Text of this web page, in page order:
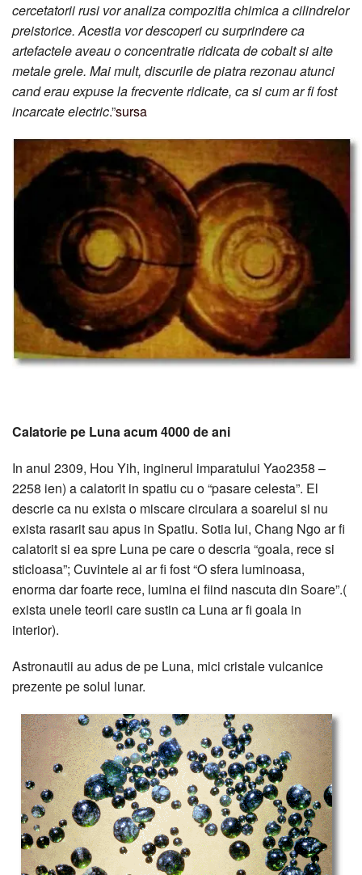
cercetatorii rusi vor analiza compozitia chimica a cilindrelor
preistorice. Acestia vor descoperi cu surprindere ca
artefactele aveau o concentratie ridicata de cobalt si alte
metale grele. Mai mult, discurile de piatra rezonau atunci
cand erau expuse la frecvente ridicate, ca si cum ar fi fost
incarcate electric.”sursa
Calatorie pe Luna acum 4000 de ani
In anul 2309, Hou Yih, inginerul imparatului Yao2358 –
2258 ien) a calatorit in spatiu cu o “pasare celesta”. El
descrie ca nu exista o miscare circulara a soarelui si nu
exista rasarit sau apus in Spatiu. Sotia lui, Chang Ngo ar fi
calatorit si ea spre Luna pe care o descria “goala, rece si
sticloasa”; Cuvintele ai ar fi fost “O sfera luminoasa,
enorma dar foarte rece, lumina ei fiind nascuta din Soare”.(
exista unele teorii care sustin ca Luna ar fi goala in
interior).
Astronautii au adus de pe Luna, mici cristale vulcanice
prezente pe solul lunar.